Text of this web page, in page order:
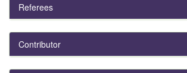
Referees
Contributor